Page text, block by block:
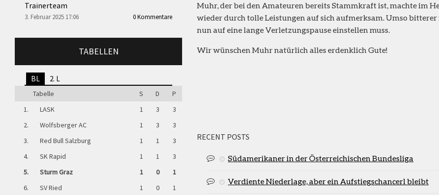
Muhr, der bei den Amateuren bereits Stammkraft ist, machte im
wieder durch tolle Leistungen auf sich aufmerksam. Umso bitterer
nun auf eine lange Verletzungspause einstellen muss.
Wir wünschen Muhr natürlich alles erdenklich Gute!
RECENT POSTS
Südamerikaner in der Österreichischen Bundesliga
Verdiente Niederlage, aber ein Aufstiegschancerl bleibt
Trainerteam
3. Februar 2025 17:06 0 Kommentare
TABELLEN
BL 2. L
Tabelle S D
P
1.
LASK 1 3
3
2.
Wolfsberger AC 1 3
3
3.
Red Bull Salzburg 1 1
3
4.
SK Rapid 1 1
3
5.
Sturm Graz 1 0
1
6.
SV Ried 1 0
1